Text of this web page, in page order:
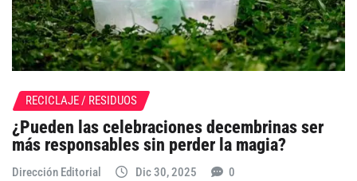
RECICLAJE / RESIDUOS
¿Pueden las celebraciones decembrinas ser
más responsables sin perder la magia?
Dirección Editorial Dic 30, 2025 0